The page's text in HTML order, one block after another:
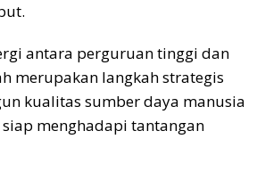
antara perguruan tinggi dan
merupakan langkah strategis
kualitas sumber daya manusia
menghadapi tantangan